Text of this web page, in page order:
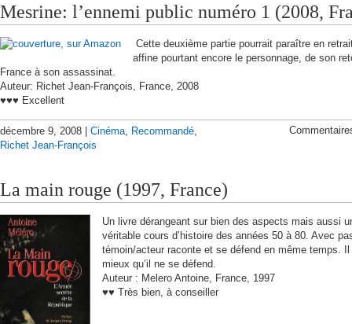
Mesrine: l’ennemi public numéro 1 (2008,
Cette deuxième partie pourrait paraître en
affine pourtant encore le personnage, de son
France à son assassinat.
Auteur: Richet Jean-François, France, 2008
♥♥♥ Excellent
décembre 9, 2008 | Cinéma Recommandé
Richet Jean-François
La main rouge (1997, France)
Un livre dérangeant sur bien des aspects mais aussi
véritable cours d’histoire des années 50 à 80. Avec
témoin/acteur raconte et se défend en même temps. Il
mieux qu’il ne se défend.
Auteur : Melero Antoine, France, 1997
♥♥ Très bien, à conseiller